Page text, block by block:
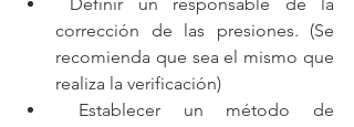
corrección de las presiones. (Se
recomienda que sea el mismo que
realiza la verificación)